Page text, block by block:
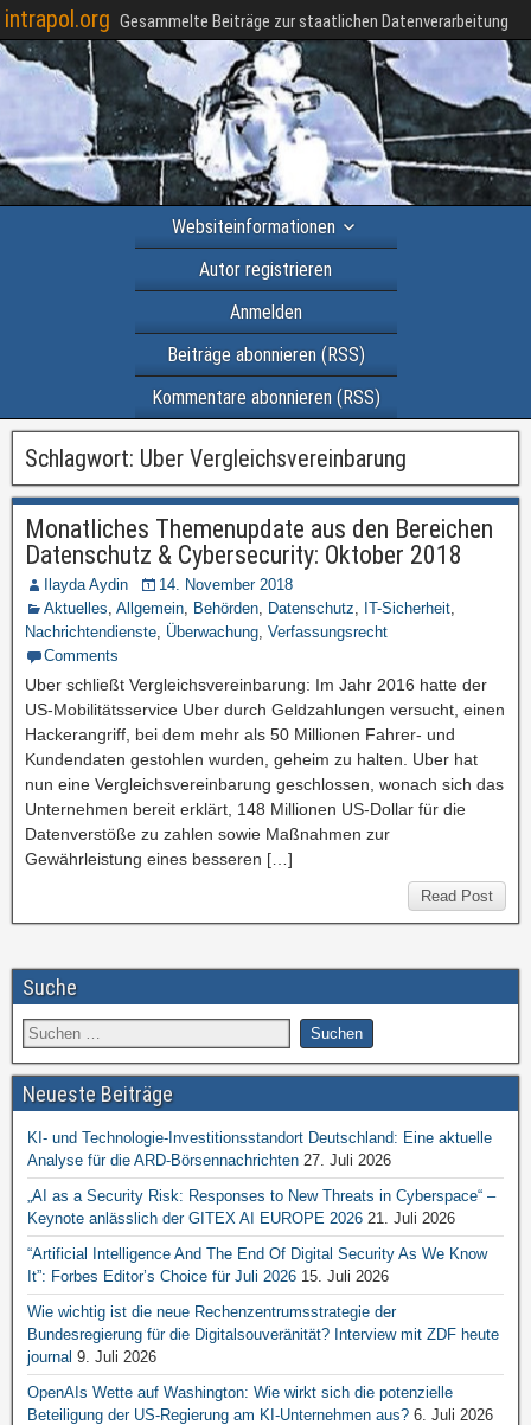
intrapol.org Gesammelte Beiträge zur staatlichen Datenverarbeitung
Websiteinformationen
Autor registrieren
Anmelden
Beiträge abonnieren (RSS)
Kommentare abonnieren (RSS)
Schlagwort: Uber Vergleichsvereinbarung
Monatliches Themenupdate aus den Bereichen
Datenschutz & Cybersecurity: Oktober 2018
Ilayda Aydin
14. November 2018
Aktuelles, Allgemein, Behörden, Datenschutz, IT-Sicherheit,
Nachrichtendienste, Überwachung, Verfassungsrecht
Comments
Uber schließt Vergleichsvereinbarung: Im Jahr 2016 hatte der
US-Mobilitätsservice Uber durch Geldzahlungen versucht, einen
Hackerangriff, bei dem mehr als 50 Millionen Fahrer- und
Kundendaten gestohlen wurden, geheim zu halten. Uber hat
nun eine Vergleichsvereinbarung geschlossen, wonach sich das
Unternehmen bereit erklärt, 148 Millionen US-Dollar für die
Datenverstöße zu zahlen sowie Maßnahmen zur
Gewährleistung eines besseren […]
Read Post
Suche
Neueste Beiträge
KI- und Technologie-Investitionsstandort Deutschland: Eine aktuelle
Analyse für die ARD-Börsennachrichten 27. Juli 2026
„AI as a Security Risk: Responses to New Threats in Cyberspace“ –
Keynote anlässlich der GITEX AI EUROPE 2026 21. Juli 2026
“Artificial Intelligence And The End Of Digital Security As We Know
It”: Forbes Editor’s Choice für Juli 2026 15. Juli 2026
Wie wichtig ist die neue Rechenzentrumsstrategie der
Bundesregierung für die Digitalsouveränität? Interview mit ZDF heute
journal 9. Juli 2026
OpenAIs Wette auf Washington: Wie wirkt sich die potenzielle
Beteiligung der US-Regierung am KI-Unternehmen aus? 6. Juli 2026